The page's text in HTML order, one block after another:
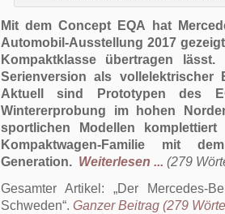
Mit dem Concept EQA hat
Automobil-Ausstellung 2017
Kompaktklasse übertragen
Serienversion als vollelektrischer
Aktuell sind Prototypen des
Wintererprobung im hohen
sportlichen Modellen
Kompaktwagen-Familie mit
Generation. Weiterlesen ... (279
Gesamter Artikel:
Der Mercedes-
Schweden . Ganzer Beitrag (279